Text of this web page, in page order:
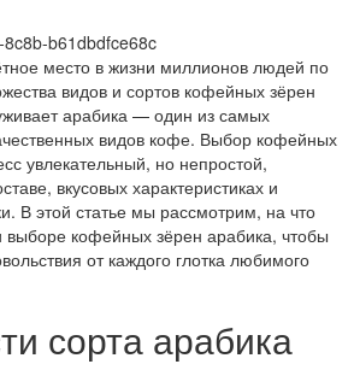
место в жизни миллионов людей по
видов и сортов кофейных зёрен
арабика — один из самых
видов кофе. Выбор кофейных
увлекательный, но непростой,
вкусовых характеристиках и
В этой статье мы рассмотрим, на что
выборе кофейных зёрен арабика, чтобы
от каждого глотка любимого
сорта арабика